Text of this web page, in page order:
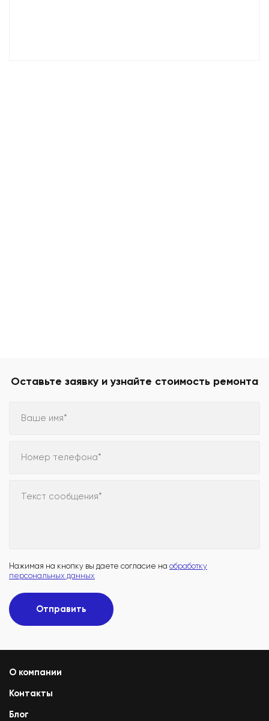
Оставьте заявку и узнайте стоимость ремонта
Ваше имя*
Номер телефона*
Текст сообщения*
Нажимая на кнопку вы даете согласие на обработку
персональных данных
Отправить
О компании
Контакты
Блог